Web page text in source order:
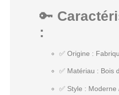
🔑
:
✅ Origine :
✅ Matériau : Bois
✅ Style : Moderne